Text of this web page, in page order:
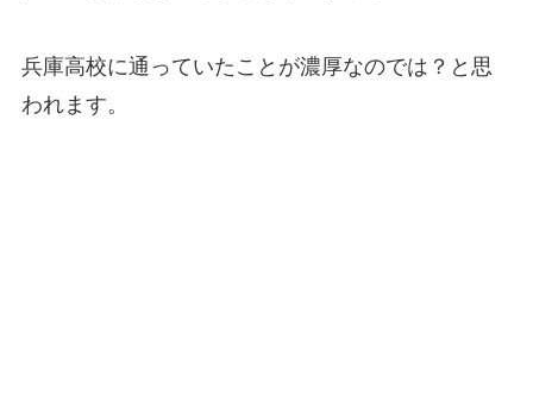
兵庫高校に通っていたことが濃厚なのでは？と思
われます。